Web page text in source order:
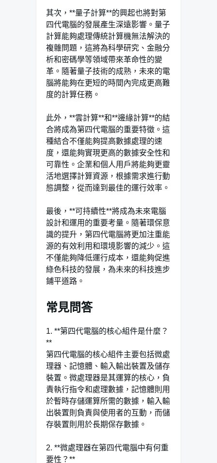
其次，**量子計算**的興起也將對第
四代電腦的發展產生深遠影響。量子
計算能夠處理傳統計算機無法解決的
複雜問題，這將為科學研究、金融分
析和密碼學等領域帶來革命性的變
革。隨著量子技術的成熟，未來的電
腦將能夠在更短的時間內完成更高難
度的計算任務。
此外，**雲計算**和**邊緣計算**的結
合將成為第四代電腦的重要特徵。這
種結合不僅能夠提高數據處理的速
度，還能夠實現更高的數據安全性和
可靠性。企業和個人用戶將能夠更靈
活地選擇計算資源，根據需求進行動
態調整，從而達到最佳的運行效率。
最後，**可持續性**將成為未來電腦
設計和運用的重要考量。隨著環保意
識的提升，第四代電腦將更加注重能
源的有效利用和環境影響的減少。這
不僅能夠降低運行成本，還能夠促進
綠色科技的發展，為未來的科技進步
鋪平道路。
常見問答
1. **第四代電腦的核心組件是什麼？
**
第四代電腦的核心組件主要包括微處
理器、記憶體、輸入輸出裝置及儲存
裝置。微處理器是其運算的核心，負
責執行指令和處理數據，記憶體則用
於暫時存儲運算所需的數據，輸入輸
出裝置則負責與使用者的互動，而儲
存裝置則用於長期保存數據。
2. **微處理器在第四代電腦中有何重
要性？**